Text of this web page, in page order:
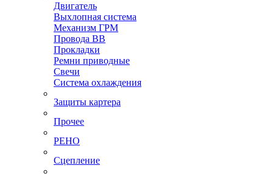
Двигатель
Выхлопная система
Механизм ГРМ
Провода ВВ
Прокладки
Ремни приводные
Свечи
Система охлаждения
Защиты картера
Прочее
РЕНО
Сцепление